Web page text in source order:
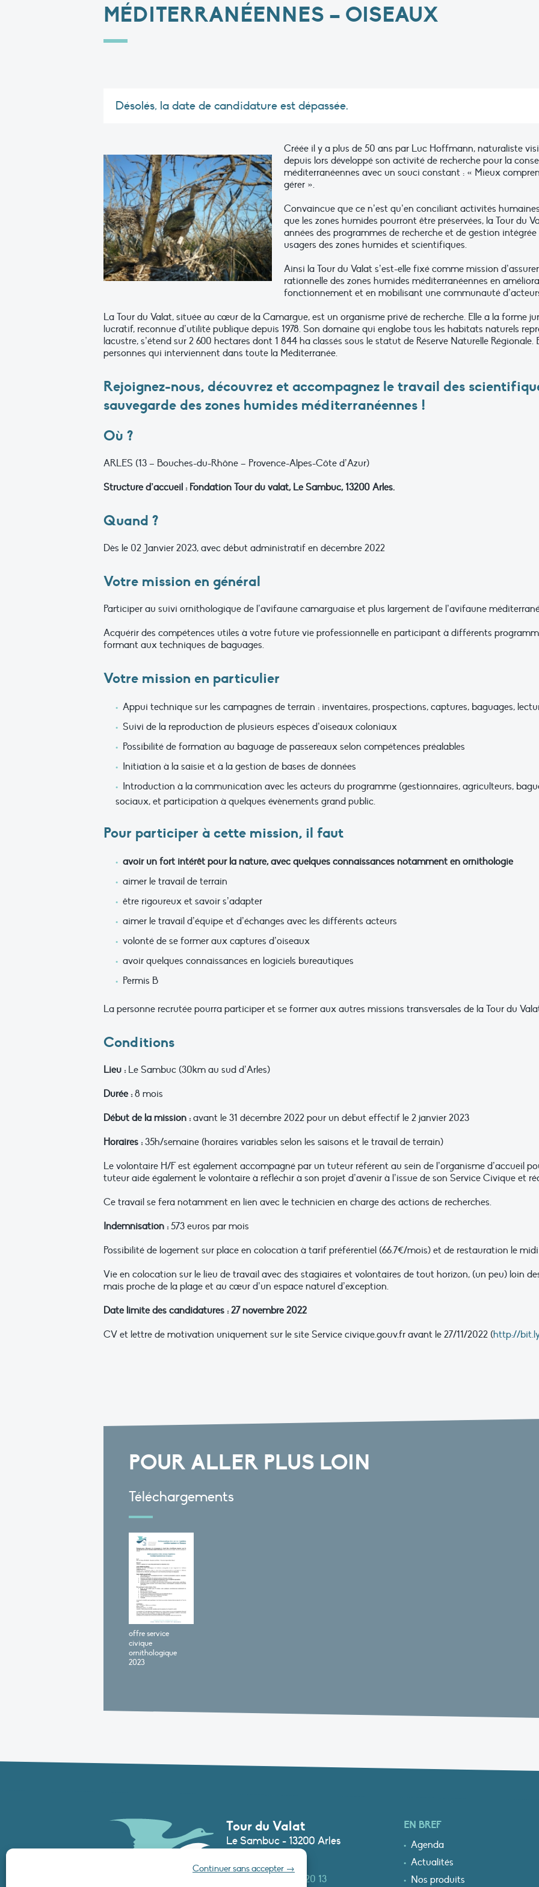
Continuer sans accepter →
MÉDITERRANÉENNES – OISEAUX
Désolés, la date de candidature est dépassée.
Créée il y a plus de 50 ans par Luc Hoffmann, naturaliste
depuis lors développé son activité de recherche pour la
méditerranéennes avec un souci constant : « Mieux
gérer ».
Convaincue que ce n’est qu’en conciliant activités
que les zones humides pourront être préservées, la Tour du
années des programmes de recherche et de gestion
usagers des zones humides et scientifiques.
Ainsi la Tour du Valat s’est-elle fixé comme mission
rationnelle des zones humides méditerranéennes en
fonctionnement et en mobilisant une communauté
La Tour du Valat, située au cœur de la Camargue, est un organisme privé de recherche. Elle a la forme
lucratif, reconnue d’utilité publique depuis 1978. Son domaine qui englobe tous les habitats naturels
lacustre, s’étend sur 2 600 hectares dont 1 844 ha classés sous le statut de Réserve Naturelle
personnes qui interviennent dans toute la Méditerranée.
Rejoignez-nous, découvrez et accompagnez le travail des
sauvegarde des zones humides méditerranéennes !
Où ?
ARLES (13 – Bouches-du-Rhône – Provence-Alpes-Côte d’Azur)
Structure d’accueil : Fondation Tour du valat, Le Sambuc, 13200 Arles.
Quand ?
Dès le 02 Janvier 2023, avec début administratif en décembre 2022
Votre mission en général
Participer au suivi ornithologique de l’avifaune camarguaise et plus largement de l’avifaune
Acquérir des compétences utiles à votre future vie professionnelle en participant à différents
formant aux techniques de baguages.
Votre mission en particulier
Appui technique sur les campagnes de terrain : inventaires, prospections, captures, baguages,
Suivi de la reproduction de plusieurs espèces d’oiseaux coloniaux
Possibilité de formation au baguage de passereaux selon compétences préalables
Initiation à la saisie et à la gestion de bases de données
Introduction à la communication avec les acteurs du programme (gestionnaires, agriculteurs,
sociaux, et participation à quelques évènements grand public.
Pour participer à cette mission, il faut
avoir un fort intérêt pour la nature, avec quelques connaissances notamment en ornithologie
aimer le travail de terrain
être rigoureux et savoir s’adapter
aimer le travail d’équipe et d’échanges avec les différents acteurs
volonté de se former aux captures d’oiseaux
avoir quelques connaissances en logiciels bureautiques
Permis B
La personne recrutée pourra participer et se former aux autres missions transversales de la Tour du
Conditions
Lieu :Le Sambuc (30km au sud d’Arles)
Durée :8 mois
Début de la mission :avant le 31 décembre 2022 pour un début effectif le 2 janvier 2023
Horaires :35h/semaine (horaires variables selon les saisons et le travail de terrain)
Le volontaire H/F est également accompagné par un tuteur référent au sein de l’organisme d’accueil
tuteur aide également le volontaire à réfléchir à son projet d’avenir à l’issue de son Service Civique et
Ce travail se fera notamment en lien avec le technicien en charge des actions de recherches.
Indemnisation :573 euros par mois
Possibilité de logement sur place en colocation à tarif préférentiel (66.7€/mois) et de restauration le
Vie en colocation sur le lieu de travail avec des stagiaires et volontaires de tout horizon, (un peu) loin
mais proche de la plage et au cœur d’un espace naturel d’exception.
Date limite des candidatures : 27 novembre 2022
CV et lettre de motivation uniquement sur le site Service civique.gouv.fr avant le 27/11/2022 (http://
POUR ALLER PLUS LOIN
Téléchargements
offre service
civique
ornithologique
2023
Tour du Valat
Le Sambuc - 13200 Arles
+33 (0)4 90 97 20 13
EN BREF
Agenda
Actualités
Nos produits